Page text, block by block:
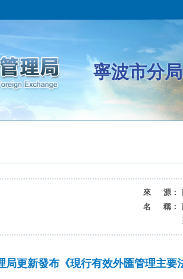
寧波市分局
來 源：
名 稱：
局更新發布《現行有效外匯管理主要